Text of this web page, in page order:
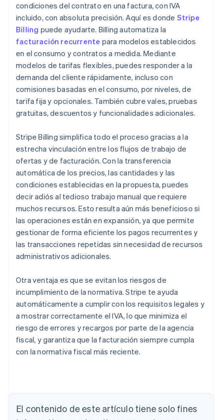
condiciones del contrato en una factura, con IVA
incluido, con absoluta precisión. Aquí es donde Stripe
Billing puede ayudarte. Billing automatiza la
facturación recurrente para modelos establecidos
en el consumo y contratos a medida. Mediante
modelos de tarifas flexibles, puedes responder a la
demanda del cliente rápidamente, incluso con
comisiones basadas en el consumo, por niveles, de
tarifa fija y opcionales. También cubre vales, pruebas
gratuitas, descuentos y funcionalidades adicionales.
Stripe Billing simplifica todo el proceso gracias a la
estrecha vinculación entre los flujos de trabajo de
ofertas y de facturación. Con la transferencia
automática de los precios, las cantidades y las
condiciones establecidas en la propuesta, puedes
decir adiós al tedioso trabajo manual que requiere
muchos recursos. Esto resulta aún más beneficioso si
las operaciones están en expansión, ya que permite
gestionar de forma eficiente los pagos recurrentes y
las transacciones repetidas sin necesidad de recursos
administrativos adicionales.
Otra ventaja es que se evitan los riesgos de
incumplimiento de la normativa. Stripe te ayuda
automáticamente a cumplir con los requisitos legales y
a mostrar correctamente el IVA, lo que minimiza el
riesgo de errores y recargos por parte de la agencia
fiscal, y garantiza que la facturación siempre cumpla
con la normativa fiscal más reciente.
El contenido de este artículo tiene solo fines
DeutschEnglish
Australia
English